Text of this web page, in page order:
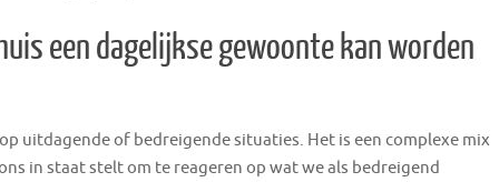
een dagelijkse gewoonte kan worden
uitdagende of bedreigende situaties. Het is een complexe mix
in staat stelt om te reageren op wat we als bedreigend